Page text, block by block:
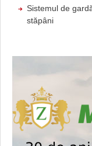
Sistemul de
stăpâni